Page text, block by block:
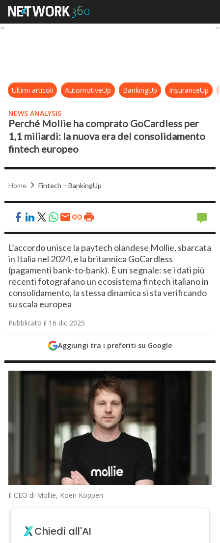
Perché Mollie ha comprato
Ultimi articoli AutomotiveUp BankingUp InsuranceUp
NEWS ANALYSIS
Perché Mollie ha comprato GoCardless per
1,1 miliardi: la nuova era del consolidamento
fintech europeo
Home Fintech – BankingUp
L’accordo unisce la paytech olandese Mollie, sbarcata
in Italia nel 2024, e la britannica GoCardless
(pagamenti bank-to-bank). È un segnale: se i dati più
recenti fotografano un ecosistema fintech italiano in
consolidamento, la stessa dinamica si sta verificando
su scala europea
Pubblicato il 16 dic 2025
Aggiungi tra i preferiti su Google
Il CEO di Mollie, Koen Koppen
Chiedi all'AI